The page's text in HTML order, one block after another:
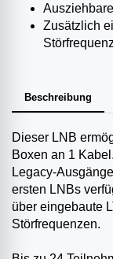
Zusätzlich
Beschreibung
Dieser LNB
Boxen an 1
Legacy-
ersten LNBs
über eingebaute
Störfrequenzen.